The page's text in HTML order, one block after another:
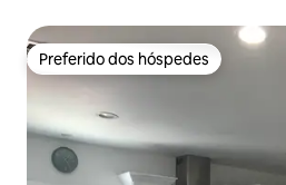
Preferido dos hóspedes
Preferido dos hóspedes